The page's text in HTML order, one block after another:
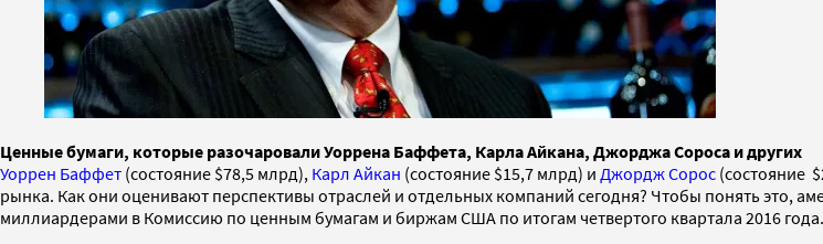
Ценные бумаги, которые разочаровали Уоррена Баффета, Карла Айкана, Джорджа Сороса и других
Уоррен Баффет (состояние $78,5 млрд), Карл Айкан (состояние $15,7 млрд) и Джордж Сорос (состояние
рынка. Как они оценивают перспективы отраслей и отдельных компаний сегодня? Чтобы понять это,
миллиардерами в Комиссию по ценным бумагам и биржам США по итогам четвертого квартала 2016 года.